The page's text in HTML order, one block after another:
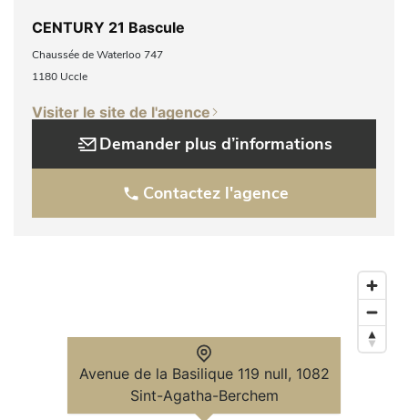
CENTURY 21 Bascule
Chaussée de Waterloo 747
1180 Uccle
Visiter le site de l'agence
Demander plus d’informations
Contactez l'agence
Avenue de la Basilique 119 null, 1082
Sint-Agatha-Berchem